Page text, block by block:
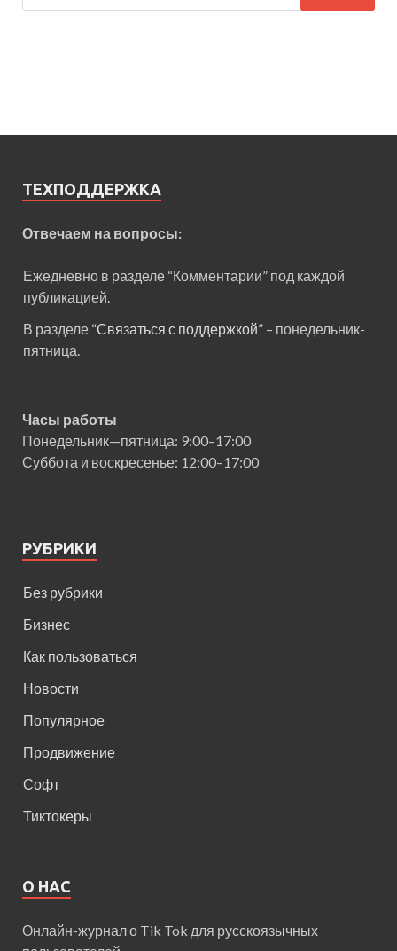
ТЕХПОДДЕРЖКА
Отвечаем на вопросы:
Ежедневно в разделе “Комментарии” под каждой
публикацией.
В разделе “Связаться с поддержкой” – понедельник-
пятница.
Часы работы
Понедельник—пятница: 9:00–17:00
Суббота и воскресенье: 12:00–17:00
РУБРИКИ
Без рубрики
Бизнес
Как пользоваться
Новости
Популярное
Продвижение
Софт
Тиктокеры
О НАС
Онлайн-журнал о Tik Tok для русскоязычных